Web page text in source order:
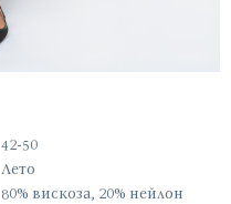
42-50
Лето
80% вискоза, 20% нейлон